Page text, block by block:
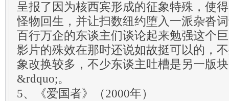
呈报了因为核西宾形成的征象特殊，使
怪物回生，并让扫数纽约堕入一派杂沓
百行万企的东谈主们谈论起来勉强这个
影片的殊效在那时还说如故挺可以的，
象改换较多，不少东谈主吐槽是另一版
&rdquo;。
5、《爱国者》（2000年）